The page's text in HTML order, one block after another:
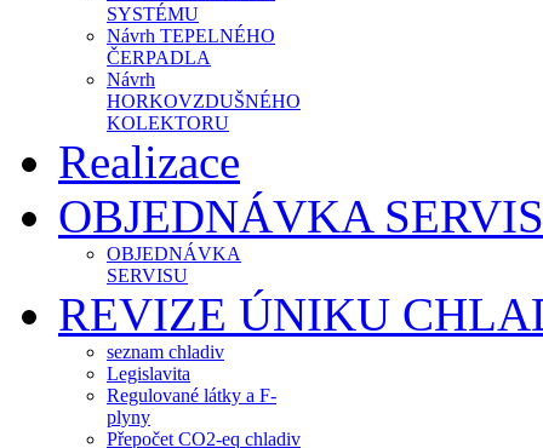
SYSTÉMU
Návrh TEPELNÉHO
ČERPADLA
Návrh
HORKOVZDUŠNÉHO
KOLEKTORU
Realizace
OBJEDNÁVKA
OBJEDNÁVKA
SERVISU
REVIZE ÚNIKU
seznam chladiv
Legislavita
Regulované látky a F-
plyny
Přepočet CO2-eq chladiv